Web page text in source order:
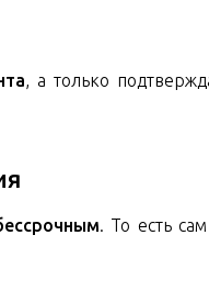
, а только
. То есть